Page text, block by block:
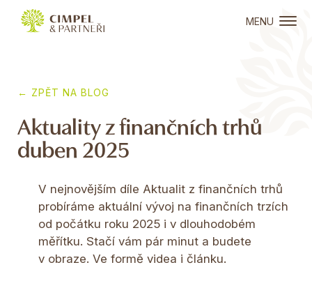
MENU
← ZPĚT NA BLOG
Aktuality z finančních trhů
duben 2025
V nejnovějším díle Aktualit z finančních trhů
probíráme aktuální vývoj na finančních trzích
od počátku roku 2025 i v dlouhodobém
měřítku. Stačí vám pár minut a budete
v obraze. Ve formě videa i článku.